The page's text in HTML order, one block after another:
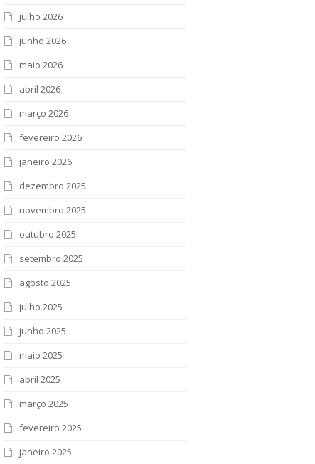
julho 2026
junho 2026
maio 2026
abril 2026
março 2026
fevereiro 2026
janeiro 2026
dezembro 2025
novembro 2025
outubro 2025
setembro 2025
agosto 2025
julho 2025
junho 2025
maio 2025
abril 2025
março 2025
fevereiro 2025
janeiro 2025